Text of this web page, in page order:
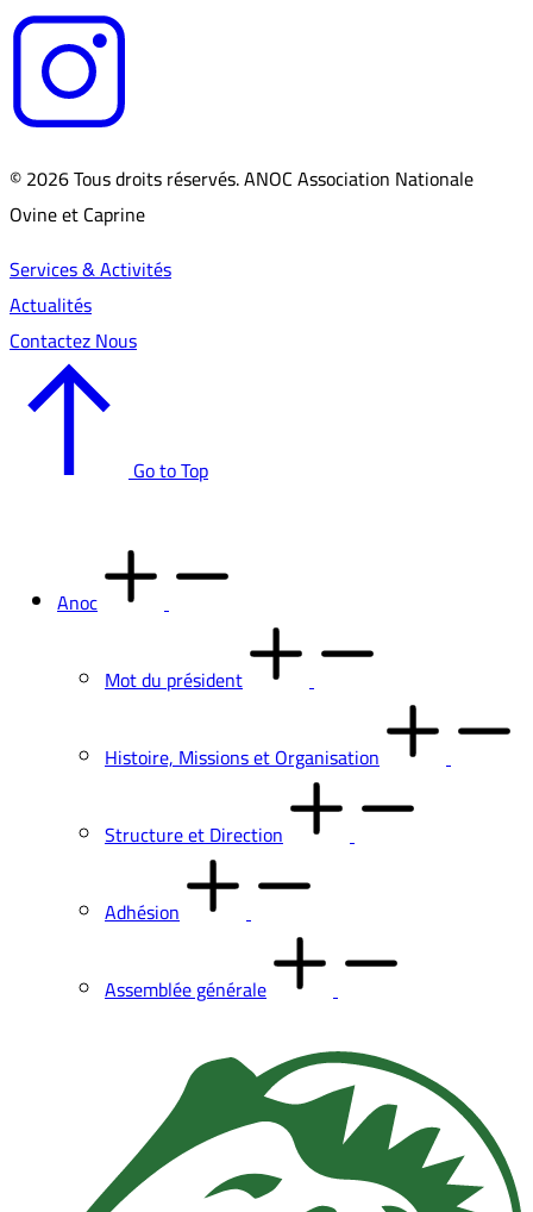
© 2026 Tous droits réservés. ANOC Association Nationale
Ovine et Caprine
Services & Activités
Actualités
Contactez Nous
Go to Top
Anoc
Mot du président
Histoire, Missions et Organisation
Structure et Direction
Adhésion
Assemblée générale